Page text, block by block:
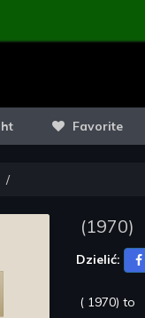
Favorite
(1970)
Dzielić:
( 1970) to